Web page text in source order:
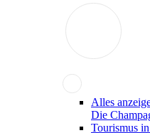
Alles
Die
Tourismus